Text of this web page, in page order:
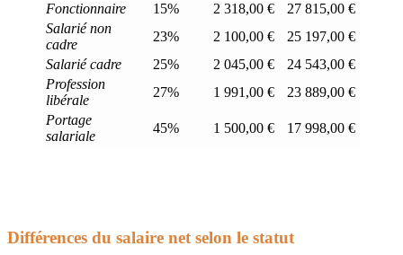
Fonctionnaire
15% 2 318,00 €
27 815,00 €
Salarié non
cadre
23% 2 100,00 €
25 197,00 €
Salarié cadre
25% 2 045,00 €
24 543,00 €
Profession
libérale
27% 1 991,00 €
23 889,00 €
Portage
salariale
45% 1 500,00 € 17 998,00 €
Différences du salaire net selon le statut